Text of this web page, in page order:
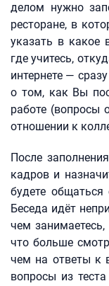
делом нужно
ресторане, в
указать в какое
где учитесь,
интернете —
о том, как Вы
работе (вопросы
отношении к
После
кадров и
будете
Беседа идёт
чем
что больше
чем на ответы к
вопросы из